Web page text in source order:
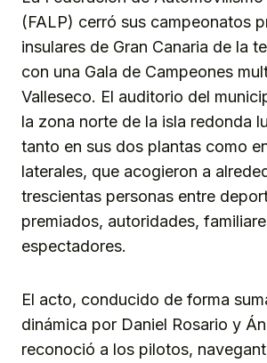
(FALP) cerró sus campeonatos
insulares de Gran Canaria de la
con una Gala de Campeones
Valleseco. El auditorio del
la zona norte de la isla redonda
tanto en sus dos plantas como
laterales, que acogieron a
trescientas personas entre
premiados, autoridades,
espectadores.
El acto, conducido de forma
dinámica por Daniel Rosario y
reconoció a los pilotos,